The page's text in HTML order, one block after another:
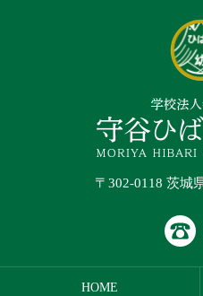
〒302-0118 茨城
HOME